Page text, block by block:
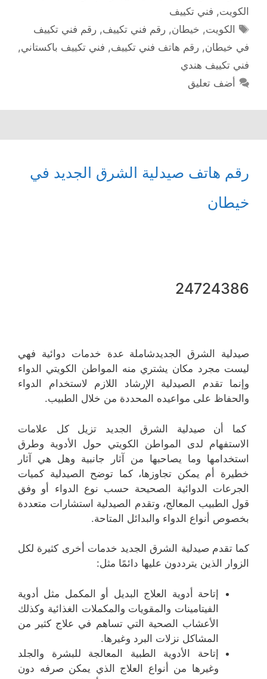
الكويت, فني تكييف
الوسوم
الكويت, خيطان,رقم فني تكييف,رقم فني تكييف
في خيطان, رقم هاتف فني تكييف, فني تكييف باكستاني,
فني تكييف هندي
أضف تعليق
رقم هاتف صيدلية الشرق الجديد في
خيطان
24724386
صيدلية الشرق الجديدشاملة عدة خدمات دوائية فهي
ليست مجرد مكان يشتري منه المواطن الكويتي الدواء
وإنما تقدم الصيدلية الإرشاد اللازم لاستخدام الدواء
والحفاظ على مواعيده المحددة من خلال الطبيب.
كما أن صيدلية الشرق الجديد تزيل كل علامات
الاستفهام لدى المواطن الكويتي حول الأدوية وطرق
استخدامها وما يصاحبها من آثار جانبية وهل هي آثار
خطيرة أم يمكن تجاوزها، كما توضح الصيدلية كميات
الجرعات الدوائية الصحيحة حسب نوع الدواء أو وفق
قول الطبيب المعالج، وتقدم الصيدلية استشارات متعددة
بخصوص أنواع الدواء والبدائل المتاحة.
كما تقدم صيدلية الشرق الجديد خدمات أخرى كثيرة لكل
الزوار الذين يترددون عليها دائمًا مثل:
إتاحة أدوية العلاج البديل أو المكمل مثل أدوية
الفيتامينات والمقويات والمكملات الغذائية وكذلك
الأعشاب الصحية التي تساهم في علاج كثير من
المشاكل نزلات البرد وغيرها.
إتاحة الأدوية الطبية المعالجة للبشرة والجلد
وغيرها من أنواع العلاج الذي يمكن صرفه دون